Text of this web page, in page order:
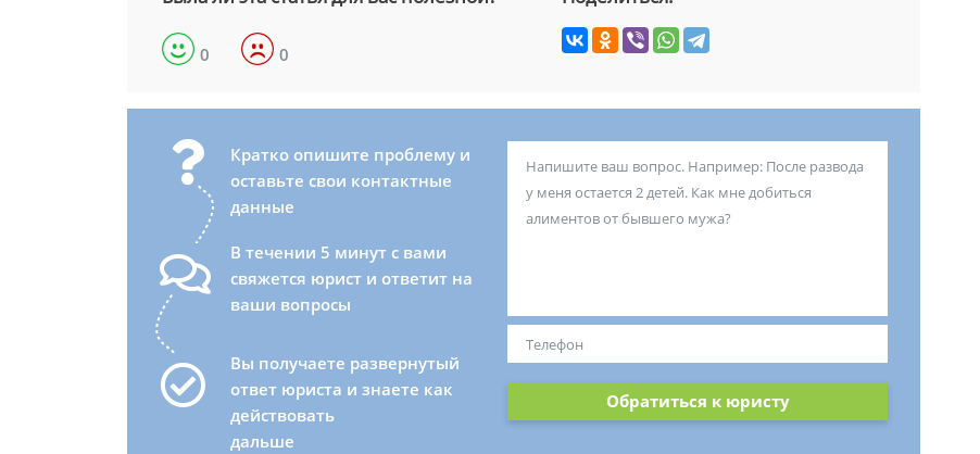
0 0
Кратко опишите проблему и
оставьте свои контактные
данные
В течении 5 минут с вами
свяжется юрист и ответит на
ваши вопросы
Вы получаете развернутый
ответ юриста и знаете как
действовать
дальше
Обратиться к юристу